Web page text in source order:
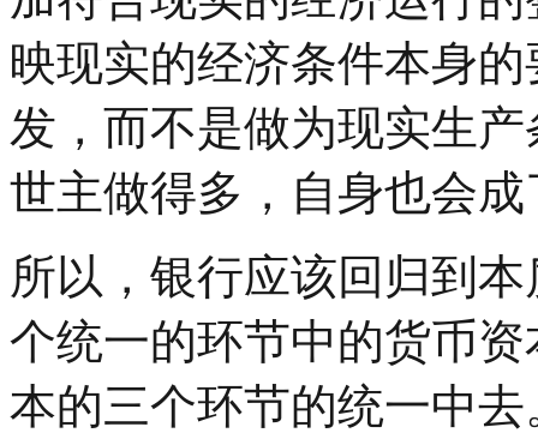
映现实的经济条件本身
发，而不是做为现实生
世主做得多，自身也会
所以，银行应该回归到
个统一的环节中的货币
本的三个环节的统一中